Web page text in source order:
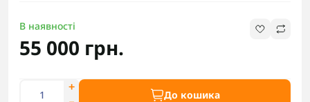
В наявності
55 000 грн.
До кошика